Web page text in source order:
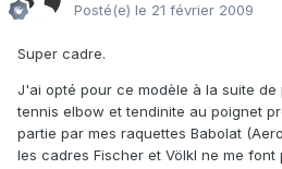
Posté(e) le 21 février 2009
Super cadre.
J'ai opté pour ce modèle à la suite
tennis elbow et tendinite au poignet
partie par mes raquettes Babolat
les cadres Fischer et Völkl ne me font